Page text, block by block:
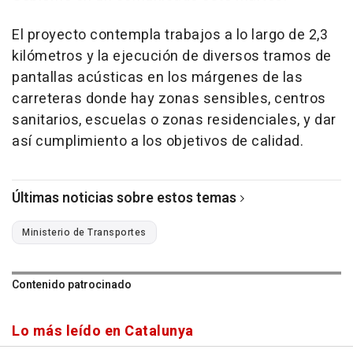
El proyecto contempla trabajos a lo largo de 2,3
kilómetros y la ejecución de diversos tramos de
pantallas acústicas en los márgenes de las
carreteras donde hay zonas sensibles, centros
sanitarios, escuelas o zonas residenciales, y dar
así cumplimiento a los objetivos de calidad.
Últimas noticias sobre estos temas
Ministerio de Transportes
Contenido patrocinado
Lo más leído en Catalunya